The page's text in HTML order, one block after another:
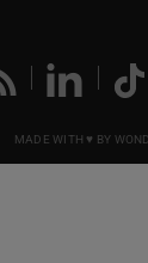
MADE WITH ♥ BY